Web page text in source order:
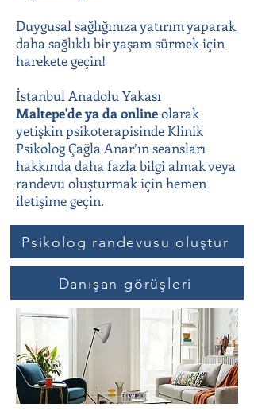
Duygusal sağlığınıza yatırım yaparak
daha sağlıklı bir yaşam sürmek için
harekete geçin!
İstanbul Anadolu Yakası
Maltepe'deya da onlineolarak
yetişkin psikoterapisinde Klinik
Psikolog Çağla Anar’ın seansları
hakkında daha fazla bilgi almak veya
randevu oluşturmak için hemen
iletişimegeçin.
Psikolog randevusu oluştur
Danışan görüşleri